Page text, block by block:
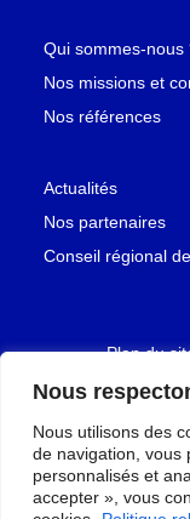
Nous
Nous utilisons des
de navigation, vous
personnalisés et
accepter », vous
Qui sommes-nous
Nos missions et
Nos références
Actualités
Nos partenaires
Conseil régional
Plan du
Accessibilité :
conforme